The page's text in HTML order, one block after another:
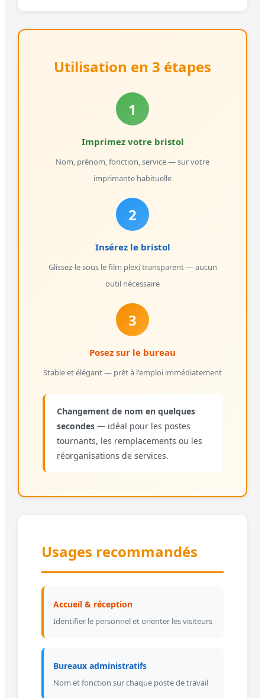
Utilisation en 3 étapes
1
Imprimez votre bristol
Nom, prénom, fonction, service — sur votre
imprimante habituelle
2
Insérez le bristol
Glissez-le sous le film plexi transparent — aucun
outil nécessaire
3
Posez sur le bureau
Stable et élégant — prêt à l'emploi immédiatement
Changement de nom en quelques
secondes— idéal pour les postes
tournants, les remplacements ou les
réorganisations de services.
Usages recommandés
Accueil & réception
Identifier le personnel et orienter les visiteurs
Bureaux administratifs
Nom et fonction sur chaque poste de travail